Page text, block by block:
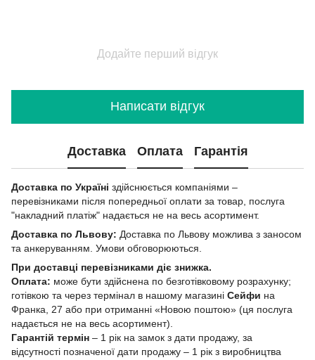
Додайте перший відгук
Написати відгук
Доставка Оплата Гарантія
Доставка по Україні здійснюється компаніями –
перевізниками після попередньої оплати за товар, послуга
"накладний платіж" надається не на весь асортимент.
Доставка по Львову: Доставка по Львову можлива з заносом
та анкеруванням. Умови обговорюються.
При доставці перевізниками діє знижка.
Оплата: може бути здійснена по безготівковому розрахунку;
готівкою та через термінал в нашому магазині Сейфи на
Франка, 27 або при отриманні «Новою поштою» (ця послуга
надається не на весь асортимент).
Гарантій термін – 1 рік на замок з дати продажу, за
відсутності позначеної дати продажу – 1 рік з виробництва